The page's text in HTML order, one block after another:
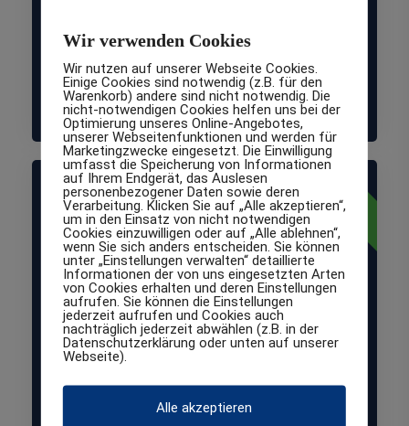
Agenturen, Steuerberater,
Rechtsanwaltskanzleien, Bildungs-einrichtungen,
Logistikunternehmen, Gesundheitsdienstleister,
Immobilien-unternehmen, E-Commerce.
normal
Schutzklasse
1
Normaler Schutzbedarf
Für interne Daten, deren Offenlegung nur
Memos, Entwürfe, allgemeine Informationen
ohne Personenbezug.
Wir verwenden Cookies
Wir nutzen auf unserer Webseite Cookies.
Einige Cookies sind notwendig (z.B. für den
Warenkorb) andere sind nicht notwendig. Die
nicht-notwendigen Cookies helfen uns bei der
Optimierung unseres Online-Angebotes,
unserer Webseitenfunktionen und werden für
Marketingzwecke eingesetzt. Die Einwilligung
umfasst die Speicherung von Informationen
auf Ihrem Endgerät, das Auslesen
personenbezogener Daten sowie deren
Verarbeitung. Klicken Sie auf „Alle akzeptieren“,
um in den Einsatz von nicht notwendigen
Cookies einzuwilligen oder auf „Alle ablehnen“,
wenn Sie sich anders entscheiden. Sie können
unter „Einstellungen verwalten“ detaillierte
Informationen der von uns eingesetzten Arten
von Cookies erhalten und deren Einstellungen
aufrufen. Sie können die Einstellungen
jederzeit aufrufen und Cookies auch
nachträglich jederzeit abwählen (z.B. in der
Datenschutzerklärung oder unten auf unserer
Webseite).
Alle akzeptieren